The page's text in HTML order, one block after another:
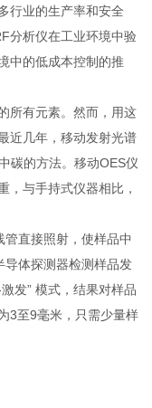
行业的生产率和安全
分析仪在工业环境中验
中的低成本控制的推
所有元素。然而，用这
近几年，移动发射光谱
碳的方法。移动OES仪
，与手持式仪器相比，
直接照射，使样品中
导体探测器检测样品发
发” 模式，结果对样品
3至9毫米，只需少量样